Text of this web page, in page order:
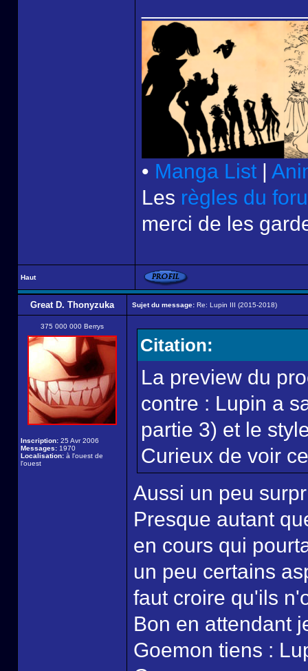
• Manga List |
Les règles du
merci de les
Haut
Great D. Thonyzuka Sujet du message: Re: Lupin III (2015-2018)
375 000 000 Berrys
Inscription: 25 Avr 2006
Messages: 1970
Localisation: à l'ouest de
l'ouest
Citation:
La preview du
contre : Lupin a
partie 3) et le
Curieux de voir
Aussi un peu
Presque autant
en cours qui
un peu certains
faut croire qu'ils
Bon en attendant
Goemon tiens :